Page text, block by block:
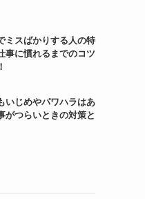
ミスばかりする人の特
事に慣れるまでのコツ
いじめやパワハラはあ
がつらいときの対策と